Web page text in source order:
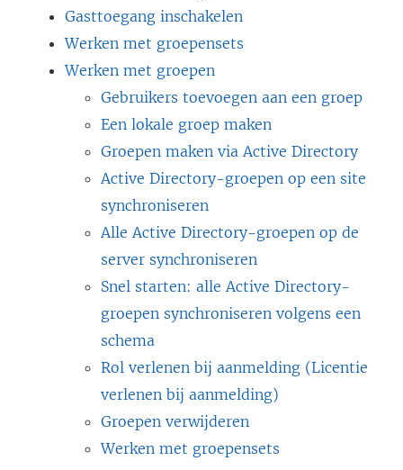
Gasttoegang inschakelen
Werken met groepensets
Werken met groepen
Gebruikers toevoegen aan een groep
Een lokale groep maken
Groepen maken via Active Directory
Active Directory-groepen op een site
synchroniseren
Alle Active Directory-groepen op de
server synchroniseren
Snel starten: alle Active Directory-
groepen synchroniseren volgens een
schema
Rol verlenen bij aanmelding (Licentie
verlenen bij aanmelding)
Groepen verwijderen
Werken met groepensets